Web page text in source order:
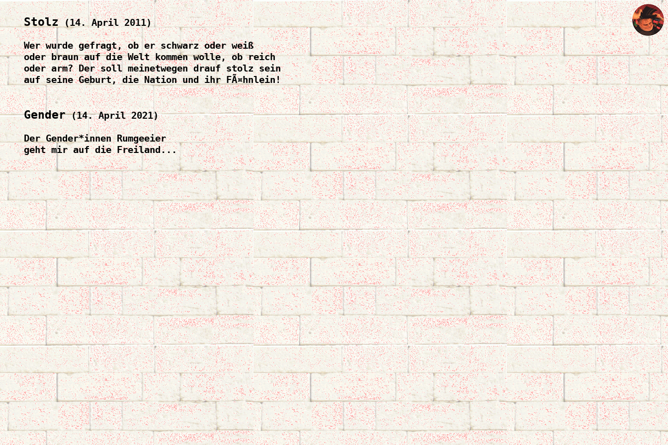
Stolz (14. April 2011)
Wer wurde gefragt, ob er schwarz oder weiß
oder braun auf die Welt kommen wolle, ob reich
oder arm? Der soll meinetwegen drauf stolz sein
auf seine Geburt, die Nation und ihr FÃ¤hnlein!
Gender (14. April 2021)
Der Gender*innen Rumgeeier
geht mir auf die Freiland...